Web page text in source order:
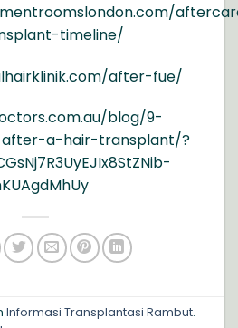
timeline/
after-fue/
blog/9-
a-hair-transplant/?
Informasi Transplantasi Rambut.